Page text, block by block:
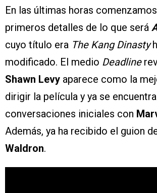
En las últimas horas
primeros detalles de lo que será
cuyo título era The Kang Dinasty
modificado. El medio Deadline
Shawn Levy aparece como la
dirigir la película y ya se
conversaciones iniciales con
Además, ya ha recibido el guion
Waldron.